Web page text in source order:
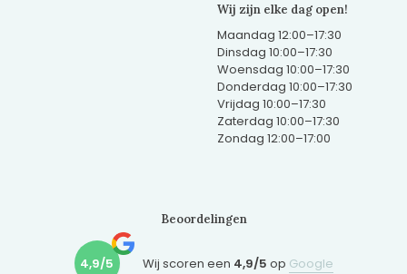
Wij zijn elke dag open!
Maandag 12:00–17:30
Dinsdag 10:00–17:30
Woensdag 10:00–17:30
Donderdag 10:00–17:30
Vrijdag 10:00–17:30
Zaterdag 10:00–17:30
Zondag 12:00–17:00
Beoordelingen
4,9/5 Wij scoren een 4,9/5 op Google